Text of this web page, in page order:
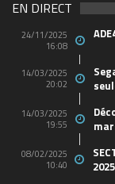
EN DIRECT
24/11/2025
16:08
14/03/2025
20:02
14/03/2025
19:55
08/02/2025
10:40
2025